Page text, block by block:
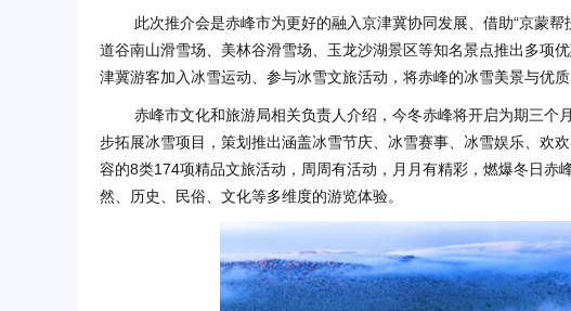
此次推介会是赤峰市为更好的融入京津冀协同发展、借助“京蒙
道谷南山滑雪场、美林谷滑雪场、玉龙沙湖景区等知名景点推出多项
津冀游客加入冰雪运动、参与冰雪文旅活动，将赤峰的冰雪美景与优质
赤峰市文化和旅游局相关负责人介绍，今冬赤峰将开启为期三
步拓展冰雪项目，策划推出涵盖冰雪节庆、冰雪赛事、冰雪娱乐、欢
容的8类174项精品文旅活动，周周有活动，月月有精彩，燃爆冬日赤
然、历史、民俗、文化等多维度的游览体验。